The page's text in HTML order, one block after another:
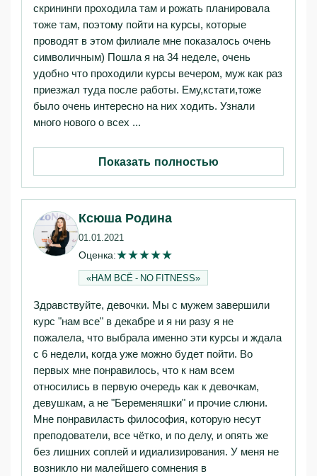
скрининги проходила там и рожать планировала
тоже там, поэтому пойти на курсы, которые
проводят в этом филиале мне показалось очень
символичным) Пошла я на 34 неделе, очень
удобно что проходили курсы вечером, муж как раз
приезжал туда после работы. Ему,кстати,тоже
было очень интересно на них ходить. Узнали
много нового о всех ...
Показать полностью
Ксюша Родина
01.01.2021
Оценка:★★★★★
«НАМ ВСЁ - NO FITNESS»‎
Здравствуйте, девочки. Мы с мужем завершили
курс "нам все" в декабре и я ни разу я не
пожалела, что выбрала именно эти курсы и ждала
с 6 недели, когда уже можно будет пойти. Во
первых мне понравилось, что к нам всем
относились в первую очередь как к девочкам,
девушкам, а не "Беременяшки" и прочие слюни.
Мне понравиласть философия, которую несут
преподователи, все чётко, и по делу, и опять же
без лишних соплей и идиализирования. У меня не
возникло ни малейшего сомнения в